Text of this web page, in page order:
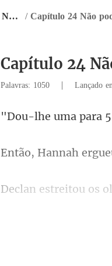
A Rainha Livre: Nunca Diga Nunca / Capítulo 24 Não
Capítulo 24
Palavras: 1050 | Lançado
ra